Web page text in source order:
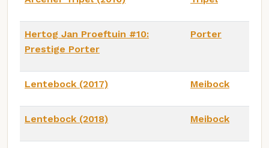
Hertog Jan Proeftuin #10:
Prestige Porter
Porter
Lentebock (2017) Meibock
Lentebock (2018) Meibock